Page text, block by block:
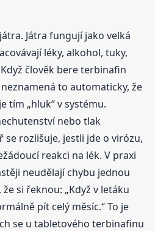
Játra fungují jako velká
léky, alkohol, tuky,
člověk bere terbinafin
to automaticky, že
tím „hluk“ v systému.
nebo tlak
rozlišuje, jestli jde o virózu,
reakci na lék. V praxi
neudělají chybu jednou
si řeknou: „Když v letáku
pít celý měsíc.“ To je
se u tabletového terbinafinu